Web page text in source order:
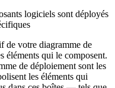
logiciels sont déployés
de votre diagramme de
éléments qui le composent.
de déploiement sont les
les éléments qui